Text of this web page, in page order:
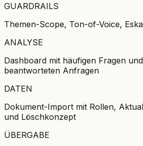
GUARDRAILS
Themen-Scope, Ton-of-Voice,
ANALYSE
Dashboard mit häufigen Fragen
beantworteten Anfragen
DATEN
Dokument-Import mit Rollen,
und Löschkonzept
ÜBERGABE